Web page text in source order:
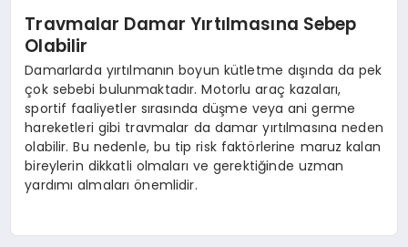
Travmalar Damar Yırtılmasına Sebep
Olabilir
Damarlarda yırtılmanın boyun kütletme dışında da pek
çok sebebi bulunmaktadır. Motorlu araç kazaları,
sportif faaliyetler sırasında düşme veya ani germe
hareketleri gibi travmalar da damar yırtılmasına neden
olabilir. Bu nedenle, bu tip risk faktörlerine maruz kalan
bireylerin dikkatli olmaları ve gerektiğinde uzman
yardımı almaları önemlidir.